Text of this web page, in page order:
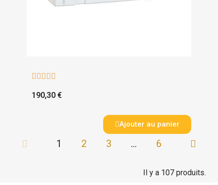
    
190,30 €
Ajouter au panier
1 2 3 … 6
Il y a 107 produits.